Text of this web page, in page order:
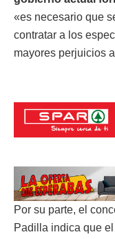
«es necesario que
contratar a los
mayores perjuicios
Por su parte, el
Padilla indica que